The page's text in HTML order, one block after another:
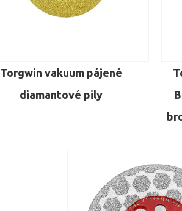
Torgwin vakuum pájené
diamantové pily